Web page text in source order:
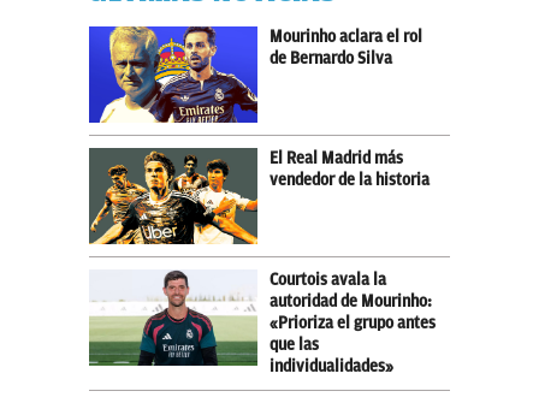
Mourinho aclara el rol
de Bernardo Silva
El Real Madrid más
vendedor de la historia
Courtois avala la
autoridad de Mourinho:
«Prioriza el grupo antes
que las
individualidades»